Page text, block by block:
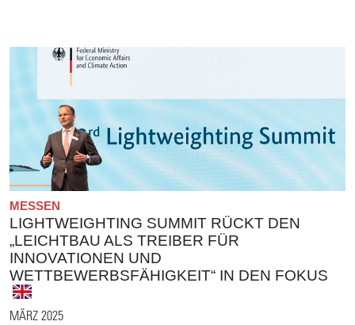
MESSEN
LIGHTWEIGHTING SUMMIT RÜCKT DEN
„LEICHTBAU ALS TREIBER FÜR
INNOVATIONEN UND
WETTBEWERBSFÄHIGKEIT“ IN DEN FOKUS
MÄRZ 2025